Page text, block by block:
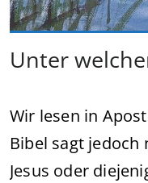
Unter
Wir lesen in
Bibel sagt jedoch
Jesus oder